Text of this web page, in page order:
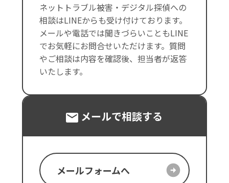
ネットトラブル被害・デジタル探偵への
相談はLINEからも受け付けております。
メールや電話では聞きづらいこともLINE
でお気軽にお問合せいただけます。質問
やご相談は内容を確認後、担当者が返答
いたします。
メールで相談する
メールフォームへ